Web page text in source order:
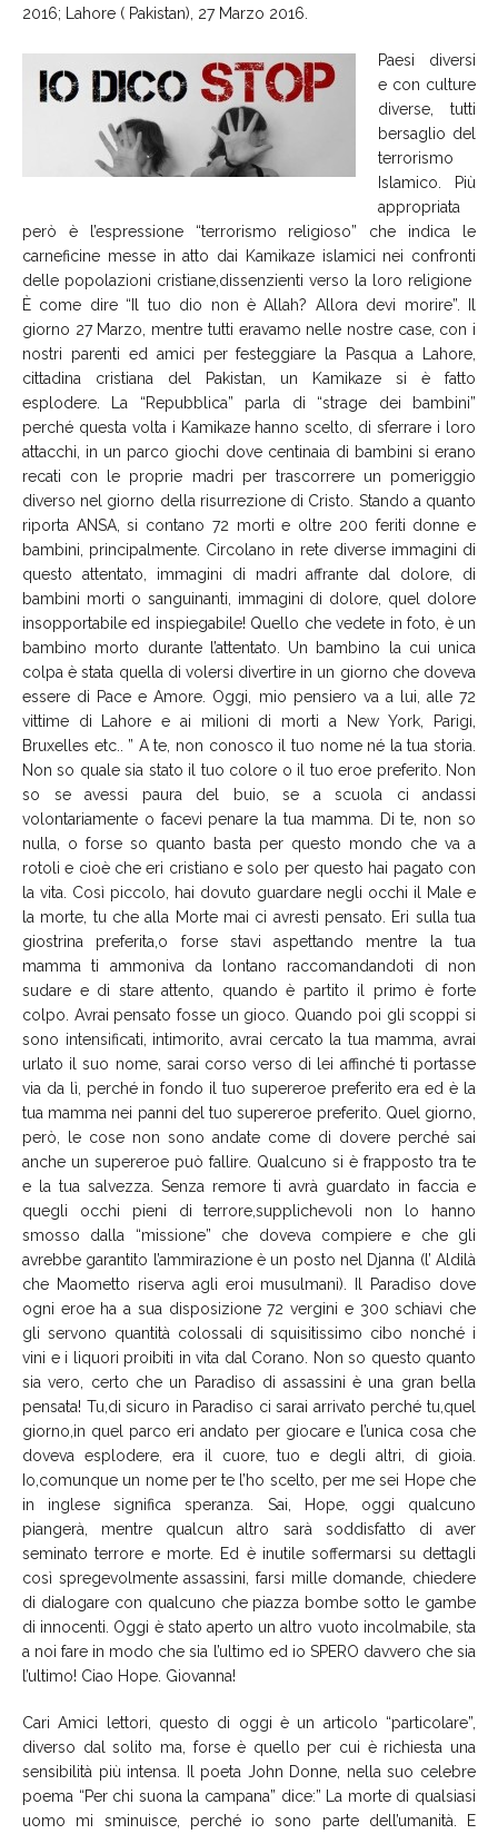
2016; Lahore ( Pakistan), 27 Marzo 2016.
Paesi diversi
e con culture
diverse, tutti
bersaglio del
terrorismo
Islamico. Più
appropriata
però è l’espressione “terrorismo religioso” che indica le
carneficine messe in atto dai Kamikaze islamici nei confronti
delle popolazioni cristiane,dissenzienti verso la loro religione
È come dire “Il tuo dio non è Allah? Allora devi morire”. Il
giorno 27 Marzo, mentre tutti eravamo nelle nostre case, con i
nostri parenti ed amici per festeggiare la Pasqua a Lahore,
cittadina cristiana del Pakistan, un Kamikaze si è fatto
esplodere. La “Repubblica” parla di “strage dei bambini”
perché questa volta i Kamikaze hanno scelto, di sferrare i loro
attacchi, in un parco giochi dove centinaia di bambini si erano
recati con le proprie madri per trascorrere un pomeriggio
diverso nel giorno della risurrezione di Cristo. Stando a quanto
riporta ANSA, si contano 72 morti e oltre 200 feriti donne e
bambini, principalmente. Circolano in rete diverse immagini di
questo attentato, immagini di madri affrante dal dolore, di
bambini morti o sanguinanti, immagini di dolore, quel dolore
insopportabile ed inspiegabile! Quello che vedete in foto, è un
bambino morto durante l’attentato. Un bambino la cui unica
colpa è stata quella di volersi divertire in un giorno che doveva
essere di Pace e Amore. Oggi, mio pensiero va a lui, alle 72
vittime di Lahore e ai milioni di morti a New York, Parigi,
Bruxelles etc.. ” A te, non conosco il tuo nome né la tua storia.
Non so quale sia stato il tuo colore o il tuo eroe preferito. Non
so se avessi paura del buio, se a scuola ci andassi
volontariamente o facevi penare la tua mamma. Di te, non so
nulla, o forse so quanto basta per questo mondo che va a
rotoli e cioè che eri cristiano e solo per questo hai pagato con
la vita. Così piccolo, hai dovuto guardare negli occhi il Male e
la morte, tu che alla Morte mai ci avresti pensato. Eri sulla tua
giostrina preferita,o forse stavi aspettando mentre la tua
mamma ti ammoniva da lontano raccomandandoti di non
sudare e di stare attento, quando è partito il primo è forte
colpo. Avrai pensato fosse un gioco. Quando poi gli scoppi si
sono intensificati, intimorito, avrai cercato la tua mamma, avrai
urlato il suo nome, sarai corso verso di lei affinché ti portasse
via da lì, perché in fondo il tuo supereroe preferito era ed è la
tua mamma nei panni del tuo supereroe preferito. Quel giorno,
però, le cose non sono andate come di dovere perché sai
anche un supereroe può fallire. Qualcuno si è frapposto tra te
e la tua salvezza. Senza remore ti avrà guardato in faccia e
quegli occhi pieni di terrore,supplichevoli non lo hanno
smosso dalla “missione” che doveva compiere e che gli
avrebbe garantito l’ammirazione è un posto nel Djanna (l’ Aldilà
che Maometto riserva agli eroi musulmani). Il Paradiso dove
ogni eroe ha a sua disposizione 72 vergini e 300 schiavi che
gli servono quantità colossali di squisitissimo cibo nonché i
vini e i liquori proibiti in vita dal Corano. Non so questo quanto
sia vero, certo che un Paradiso di assassini è una gran bella
pensata! Tu,di sicuro in Paradiso ci sarai arrivato perché tu,quel
giorno,in quel parco eri andato per giocare e l’unica cosa che
doveva esplodere, era il cuore, tuo e degli altri, di gioia.
Io,comunque un nome per te l’ho scelto, per me sei Hope che
in inglese significa speranza. Sai, Hope, oggi qualcuno
piangerà, mentre qualcun altro sarà soddisfatto di aver
seminato terrore e morte. Ed è inutile soffermarsi su dettagli
così spregevolmente assassini, farsi mille domande, chiedere
di dialogare con qualcuno che piazza bombe sotto le gambe
di innocenti. Oggi è stato aperto un altro vuoto incolmabile, sta
a noi fare in modo che sia l’ultimo ed io SPERO davvero che sia
l’ultimo! Ciao Hope. Giovanna!
Cari Amici lettori, questo di oggi è un articolo “particolare”,
diverso dal solito ma, forse è quello per cui è richiesta una
sensibilità più intensa. Il poeta John Donne, nella suo celebre
poema “Per chi suona la campana” dice:” La morte di qualsiasi
uomo mi sminuisce, perché io sono parte dell’umanità. E